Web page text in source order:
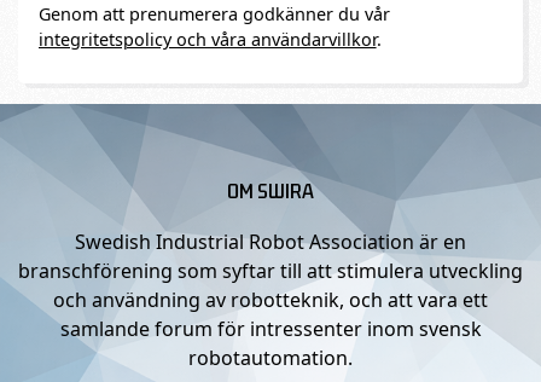
Genom att prenumerera godkänner du vår
integritetspolicy och våra användarvillkor.
OM SWIRA
Swedish Industrial Robot Association är en
branschförening som syftar till att stimulera utveckling
och användning av robotteknik, och att vara ett
samlande forum för intressenter inom svensk
robotautomation.